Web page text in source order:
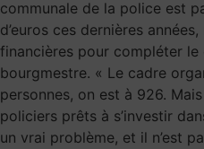
communale de la police est
d’euros ces dernières
financières pour compléter le
bourgmestre. « Le cadre
personnes, on est à 926.
policiers prêts à s’investir
un vrai problème, et il n’est